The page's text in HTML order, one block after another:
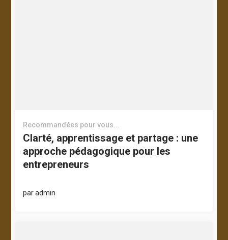
Recommandées pour vous...
Clarté, apprentissage et partage : une
approche pédagogique pour les
entrepreneurs
paradmin